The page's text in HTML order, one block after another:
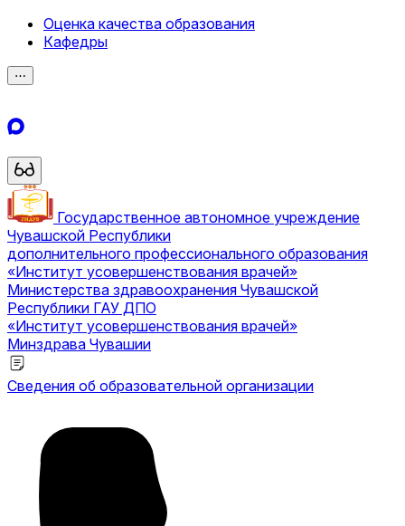
Оценка качества образования
Кафедры
⋯
Государственное автономное учреждение
Чувашской Республики
дополнительного профессионального образования
«Институт усовершенствования врачей»
Министерства здравоохранения Чувашской
Республики ГАУ ДПО
«Институт усовершенствования врачей»
Минздрава Чувашии
Сведения об образовательной организации